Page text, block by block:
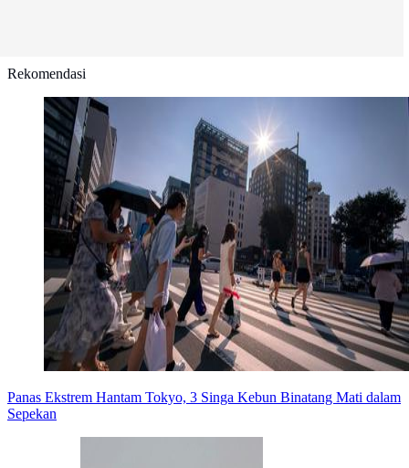
Rekomendasi
Panas Ekstrem Hantam Tokyo, 3 Singa Kebun Binatang Mati dalam
Sepekan